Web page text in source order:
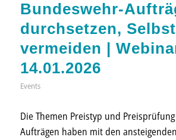
Bundeswehr-
durchsetzen,
vermeiden |
14.01.2026
Events
Die Themen Preistyp und
Aufträgen haben mit den